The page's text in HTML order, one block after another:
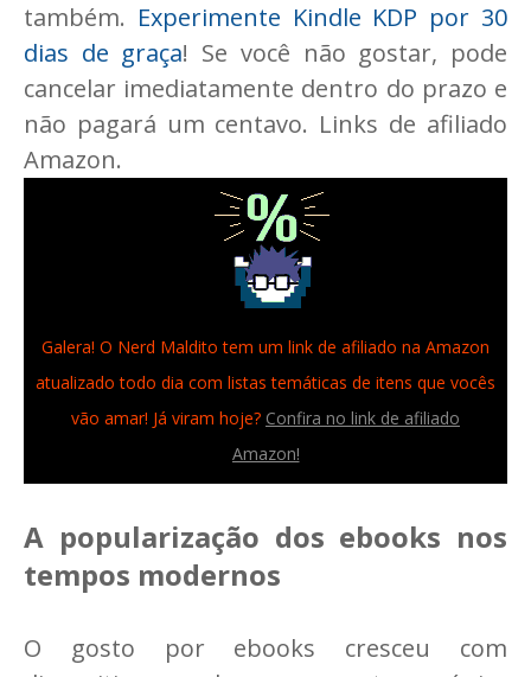
também. Experimente Kindle KDP por 30
dias de graça! Se você não gostar, pode
cancelar imediatamente dentro do prazo e
não pagará um centavo. Links de afiliado
Amazon.
Galera! O Nerd Maldito tem um link de afiliado na Amazon
atualizado todo dia com listas temáticas de itens que vocês
vão amar! Já viram hoje? Confira no link de afiliado
Amazon!
A popularização dos ebooks nos
tempos modernos
O gosto por ebooks cresceu com